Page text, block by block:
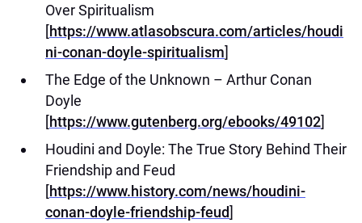
Over Spiritualism
[https://www.atlasobscura.com/articles/houdi
ni-conan-doyle-spiritualism]
The Edge of the Unknown – Arthur Conan
Doyle
[https://www.gutenberg.org/ebooks/49102]
Houdini and Doyle: The True Story Behind Their
Friendship and Feud
[https://www.history.com/news/houdini-
conan-doyle-friendship-feud]